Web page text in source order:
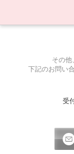
その他
下記のお問い
受